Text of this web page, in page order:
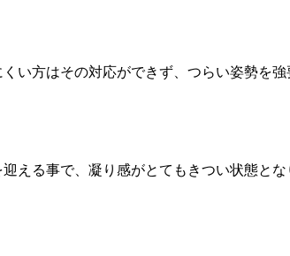
い方はその対応ができず、つらい姿勢を強
える事で、凝り感がとてもきつい状態とな